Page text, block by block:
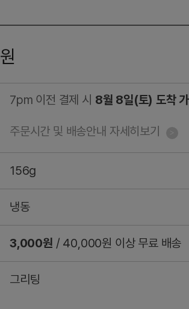
원
7pm 이전 결제 시 8월 8일(토) 도착
주문시간 및 배송안내 자세히보기
156g
냉동
3,000원 / 40,000원 이상 무료 배송
그리팅